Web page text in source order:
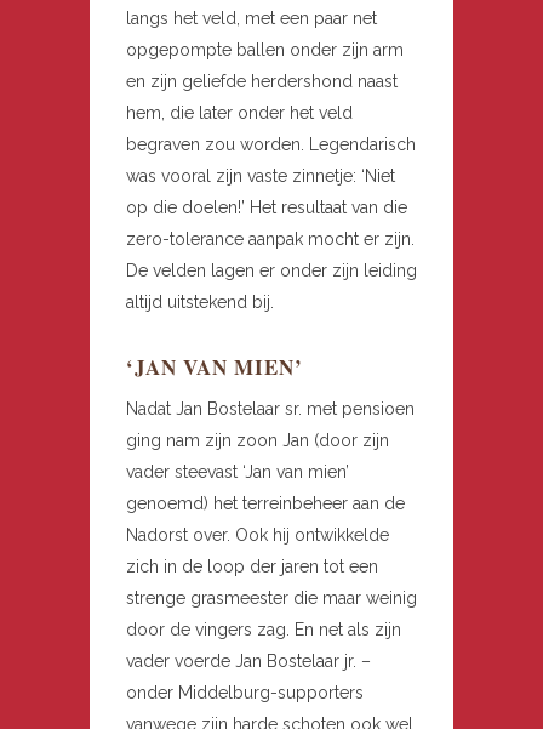
langs het veld, met een paar net
opgepompte ballen onder zijn arm
en zijn geliefde herdershond naast
hem, die later onder het veld
begraven zou worden. Legendarisch
was vooral zijn vaste zinnetje: ‘Niet
op die doelen!’ Het resultaat van die
zero-tolerance aanpak mocht er zijn.
De velden lagen er onder zijn leiding
altijd uitstekend bij.
‘JAN VAN MIEN’
Nadat Jan Bostelaar sr. met pensioen
ging nam zijn zoon Jan (door zijn
vader steevast ‘Jan van mien’
genoemd) het terreinbeheer aan de
Nadorst over. Ook hij ontwikkelde
zich in de loop der jaren tot een
strenge grasmeester die maar weinig
door de vingers zag. En net als zijn
vader voerde Jan Bostelaar jr. –
onder Middelburg-supporters
vanwege zijn harde schoten ook wel